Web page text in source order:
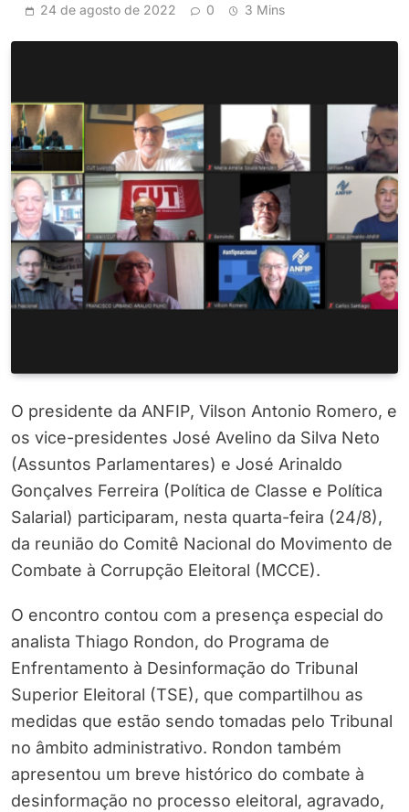
24 de agosto de 2022 0 3 Mins
O presidente da ANFIP, Vilson Antonio Romero, e
os vice-presidentes José Avelino da Silva Neto
(Assuntos Parlamentares) e José Arinaldo
Gonçalves Ferreira (Política de Classe e Política
Salarial) participaram, nesta quarta-feira (24/8),
da reunião do Comitê Nacional do Movimento de
Combate à Corrupção Eleitoral (MCCE).
O encontro contou com a presença especial do
analista Thiago Rondon, do Programa de
Enfrentamento à Desinformação do Tribunal
Superior Eleitoral (TSE), que compartilhou as
medidas que estão sendo tomadas pelo Tribunal
no âmbito administrativo. Rondon também
apresentou um breve histórico do combate à
desinformação no processo eleitoral, agravado,